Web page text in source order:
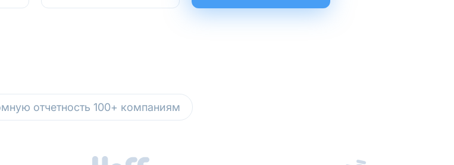
отчетность 100+ компаниям